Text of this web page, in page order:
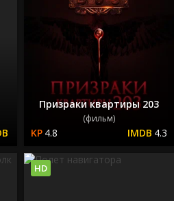
Призраки квартиры 203
(фильм)
4.8 4.3
HD